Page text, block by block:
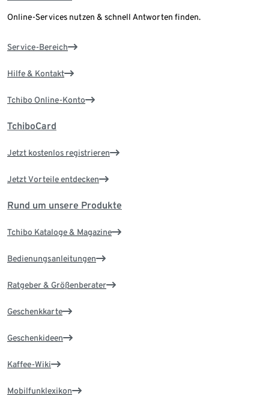
Online-Services nutzen & schnell Antworten finden.
Service-Bereich
Hilfe & Kontakt
Tchibo Online-Konto
TchiboCard
Jetzt kostenlos registrieren
Jetzt Vorteile entdecken
Rund um unsere Produkte
Tchibo Kataloge & Magazine
Bedienungsanleitungen
Ratgeber & Größenberater
Geschenkkarte
Geschenkideen
Kaffee-Wiki
Mobilfunklexikon